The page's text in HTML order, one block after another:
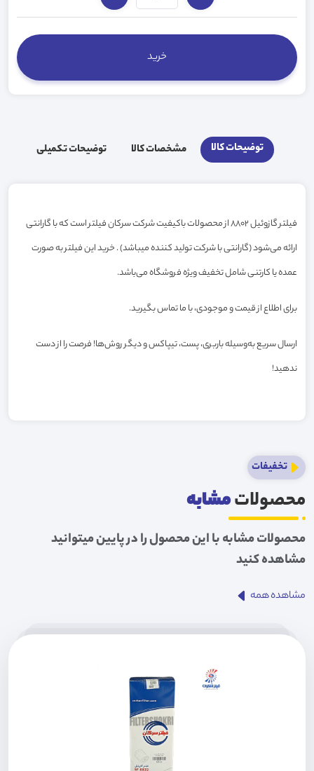
توضیحات کالا مشخصات کالا توضیحات تکمیلی
فیلتر گازوئیل 8802 از محصولات باکیفیت شرکت سرکان فیلتر است که با گارانتی
ارائه می‌شود (گارانتی با شرکت تولید کننده میباشد) . خرید این فیلتر به صورت
عمده یا کارتنی شامل تخفیف ویژه فروشگاه می‌باشد.
برای اطلاع از قیمت و موجودی، با ما تماس بگیرید.
ارسال سریع به‌وسیله باربری، پست، تیپاکس و دیگر روش‌ها! فرصت را از دست
ندهید!
تخفیفات
محصولاتمشابه
محصولات مشابه با این محصول را در پایین میتوانید
مشاهده کنید
مشاهده همه